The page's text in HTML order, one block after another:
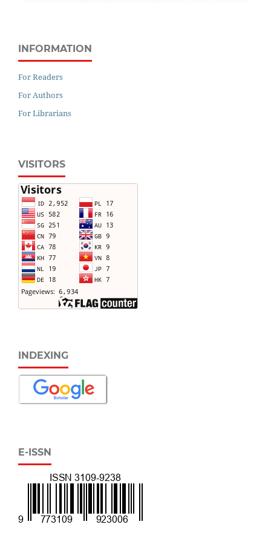
INFORMATION
For Readers
For Authors
For Librarians
VISITORS
INDEXING
E-ISSN